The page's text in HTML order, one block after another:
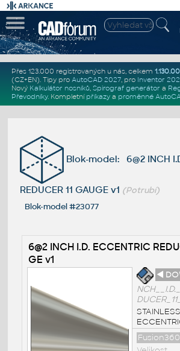
Přes 123.000 registrovaných u nás, celkem
(CZ+EN). Tipy pro AutoCAD 2027, pro Inventor
Nový Kalkulátor nosníků, Spirograf generátor a
Převodníky. Kompletní příkazya proměnné
Blok-model: 6@2 INCH
REDUCER 11 GAUGE v1 (Potrubí)
Blok-model #23077
6@2 INCH I.D. ECCENTRIC
GE v1
◄
Fusion360